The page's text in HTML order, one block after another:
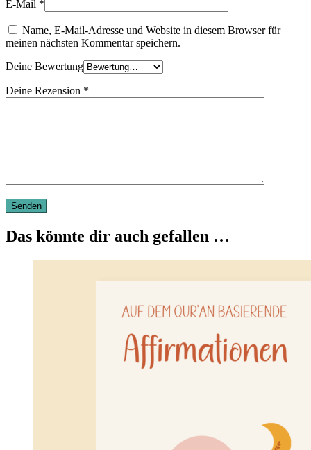
E-Mail *
Name, E-Mail-Adresse und Website in diesem Browser für
meinen nächsten Kommentar speichern.
Deine Bewertung
Deine Rezension *
Das könnte dir auch gefallen …